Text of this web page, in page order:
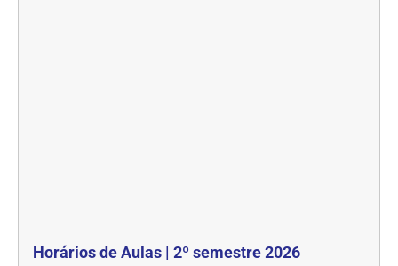
Horários de Aulas | 2º semestre 2026